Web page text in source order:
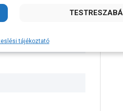
acél
acél
tájékoztató